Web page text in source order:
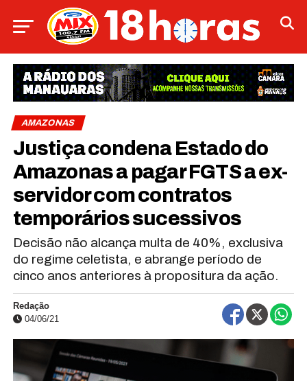
AMAZONAS
Justiça condena Estado do
Amazonas a pagar FGTS a ex-
servidor com contratos
temporários sucessivos
Decisão não alcança multa de 40%, exclusiva
do regime celetista, e abrange período de
cinco anos anteriores à propositura da ação.
Redação
04/06/21